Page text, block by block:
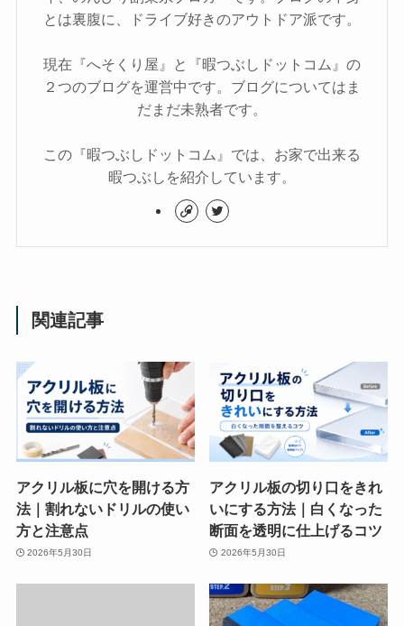
とは裏腹に、ドライブ好きのアウトドア派です。
現在『へそくり屋』と『暇つぶしドットコム』の
２つのブログを運営中です。ブログについてはま
だまだ未熟者です。
この『暇つぶしドットコム』では、お家で出来る
暇つぶしを紹介しています。
関連記事
アクリル板に穴を開ける方
法｜割れないドリルの使い
方と注意点
2026年5月30日
アクリル板の切り口をきれ
いにする方法｜白くなった
断面を透明に仕上げるコツ
2026年5月30日